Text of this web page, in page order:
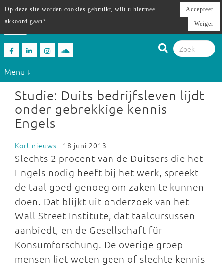
Menu ↓
Studie: Duits bedrijfsleven lijdt
onder gebrekkige kennis
Engels
Kort nieuws - 18 juni 2013
Slechts 2 procent van de Duitsers die het
Engels nodig heeft bij het werk, spreekt
de taal goed genoeg om zaken te kunnen
doen. Dat blijkt uit onderzoek van het
Wall Street Institute, dat taalcursussen
aanbiedt, en de Gesellschaft für
Konsumforschung. De overige groep
mensen liet weten geen of slechte kennis
Op deze site worden cookies gebruikt, wilt u hiermee
akkoord gaan?
Accepteer
Weiger